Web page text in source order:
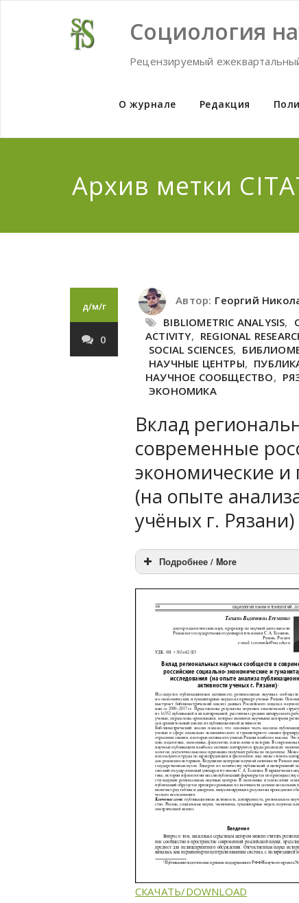
Социология
Рецензируемый
О журнале Редакция
Архив метки
д/м/г
0
Автор: Георгий
BIBLIOMETRIC ANALYSIS,
ACTIVITY, REGIONAL
SOCIAL SCIENCES,
НАУЧНЫЕ ЦЕНТРЫ,
НАУЧНОЕ СООБЩЕСТВО,
ЭКОНОМИКА
Вклад
современные
экономические и
(на опыте
учёных г. Рязани)
Подробнее / More
КЛЮЧЕВЫЕ СЛОВА:
СКАЧАТЬ/DOWNLOAD